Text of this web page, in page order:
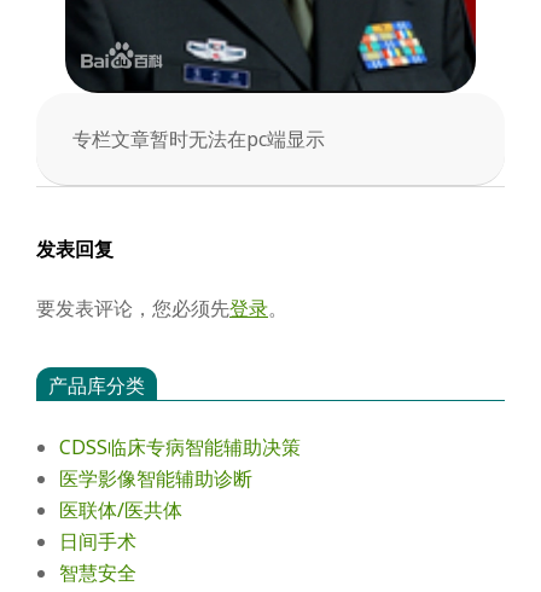
专栏文章暂时无法在pc端显示
2026-
03
发表回复
要发表评论，您必须先登录。
产品库分类
CDSS临床专病智能辅助决策
医学影像智能辅助诊断
医联体/医共体
日间手术
智慧安全